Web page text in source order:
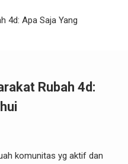
4d: Apa Saja Yang
Rubah 4d:
komunitas yg aktif dan